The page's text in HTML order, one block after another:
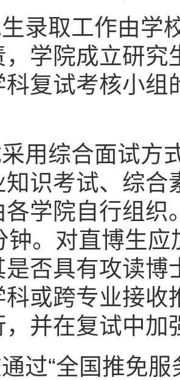
录取工作由学
，学院成立研究
科复试考核小组
用综合面试方
知识考试、综合
各学院自行组织
钟。对直博生
是否具有攻读
科或跨专业接
，并在复试中加
过“全国推免